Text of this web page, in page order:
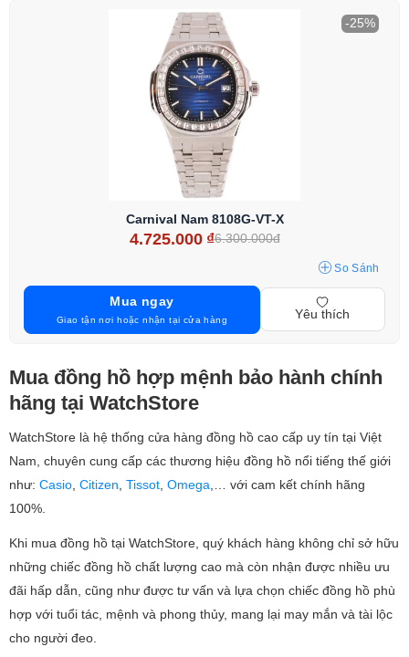
-25%
Carnival Nam 8108G-VT-X
4.725.000 ₫6.300.000đ
So Sánh
Mua ngay
Giao tận nơi hoặc nhận tại cửa hàng Yêu thích
Mua đồng hồ hợp mệnh bảo hành chính
hãng tại WatchStore
WatchStore là hệ thống cửa hàng đồng hồ cao cấp uy tín tại Việt
Nam, chuyên cung cấp các thương hiệu đồng hồ nổi tiếng thế giới
như: Casio Citizen Tissot Omega ,… với cam kết chính hãng
100%.
Khi mua đồng hồ tại WatchStore, quý khách hàng không chỉ sở hữu
những chiếc đồng hồ chất lượng cao mà còn nhận được nhiều ưu
đãi hấp dẫn, cũng như được tư vấn và lựa chọn chiếc đồng hồ phù
hợp với tuổi tác, mệnh và phong thủy, mang lại may mắn và tài lộc
cho người đeo.